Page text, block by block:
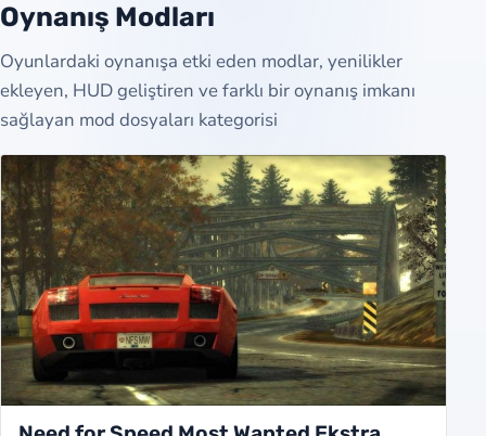
Oynanış Modları
Oyunlardaki oynanışa etki eden modlar, yenilikler
ekleyen, HUD geliştiren ve farklı bir oynanış imkanı
sağlayan mod dosyaları kategorisi